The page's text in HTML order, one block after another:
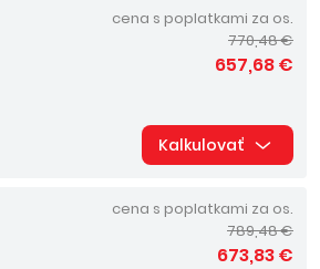
cena s poplatkami za os.
770,48 €
657,68 €
Kalkulovať
cena s poplatkami za os.
789,48 €
673,83 €